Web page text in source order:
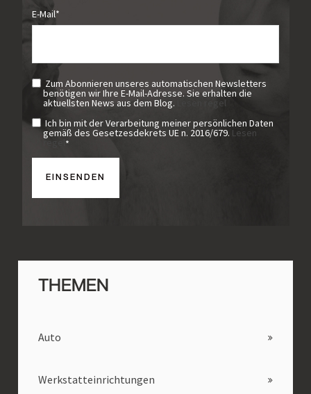
E-Mail*
Zum Abonnieren unseres automatischen Newsletters
benötigen wir Ihre E-Mail-Adresse. Sie erhalten die
aktuellsten News aus dem Blog.
Lesen regel
Ich bin mit der Verarbeitung meiner persönlichen Daten
gemäß des Gesetzesdekrets UE n. 2016/679. Lesen
regel *
THEMEN
Auto
Werkstatteinrichtungen